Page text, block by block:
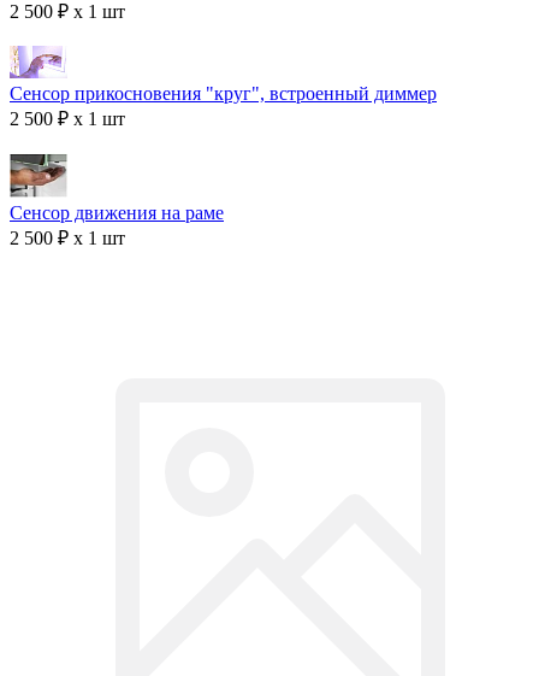
2 500 ₽ x 1 шт
Сенсор прикосновения "круг", встроенный диммер
2 500 ₽ x 1 шт
Сенсор движения на раме
2 500 ₽ x 1 шт